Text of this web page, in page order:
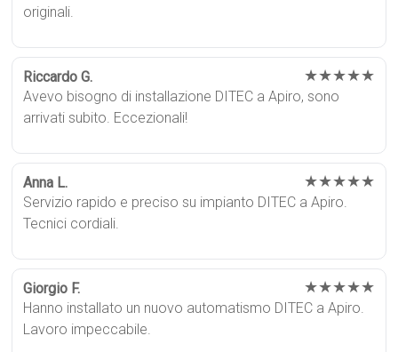
originali.
Riccardo G. ★★★★★
Avevo bisogno di installazione DITEC a Apiro, sono
arrivati subito. Eccezionali!
Anna L. ★★★★★
Servizio rapido e preciso su impianto DITEC a Apiro.
Tecnici cordiali.
Giorgio F. ★★★★★
Hanno installato un nuovo automatismo DITEC a Apiro.
Lavoro impeccabile.